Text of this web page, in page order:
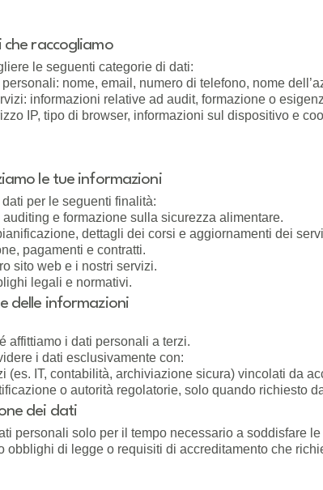
che raccogliamo
le seguenti categorie di dati:
nome, email, numero di telefono, nome
informazioni relative ad audit, formazione o
IP, tipo di browser, informazioni sul dispositivo e
le tue informazioni
per le seguenti finalità:
e formazione sulla sicurezza alimentare.
dettagli dei corsi e aggiornamenti dei
pagamenti e contratti.
sito web e i nostri servizi.
legali e normativi.
delle informazioni
affittiamo i dati personali a terzi.
i dati esclusivamente con:
(es. IT, contabilità, archiviazione sicura) vincolati da
o autorità regolatorie, solo quando richiesto
dei dati
personali solo per il tempo necessario a soddisfare
obblighi di legge o requisiti di accreditamento che